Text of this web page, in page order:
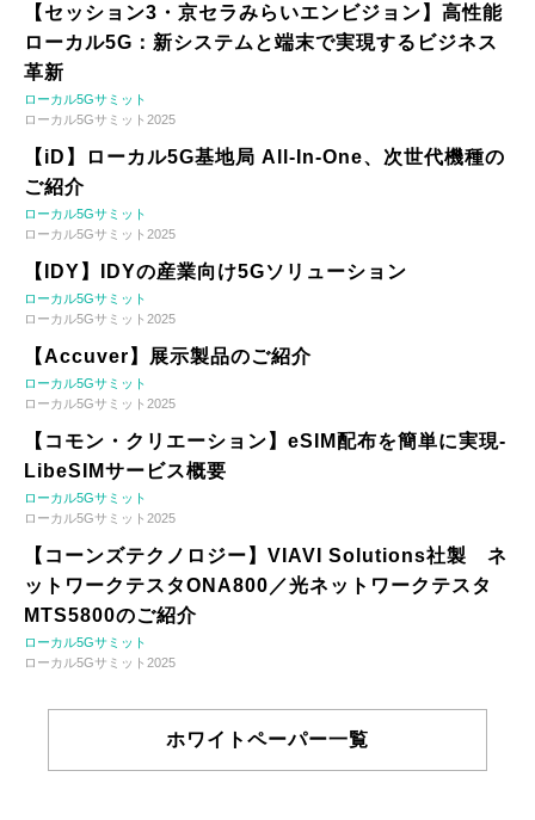
【セッション3・京セラみらいエンビジョン】高性能
ローカル5G：新システムと端末で実現するビジネス
革新
ローカル5Gサミット
ローカル5Gサミット2025
【iD】ローカル5G基地局 All-In-One、次世代機種の
ご紹介
ローカル5Gサミット
ローカル5Gサミット2025
【IDY】IDYの産業向け5Gソリューション
ローカル5Gサミット
ローカル5Gサミット2025
【Accuver】展示製品のご紹介
ローカル5Gサミット
ローカル5Gサミット2025
【コモン・クリエーション】eSIM配布を簡単に実現-
LibeSIMサービス概要
ローカル5Gサミット
ローカル5Gサミット2025
【コーンズテクノロジー】VIAVI Solutions社製 ネ
ットワークテスタONA800／光ネットワークテスタ
MTS5800のご紹介
ローカル5Gサミット
ローカル5Gサミット2025
ホワイトペーパー一覧